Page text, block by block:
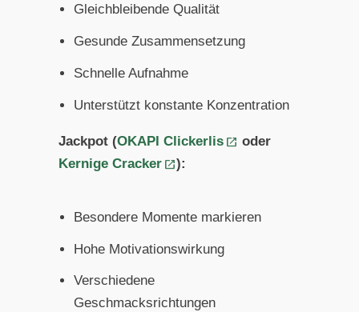
Gleichbleibende Qualität
Gesunde Zusammensetzung
Schnelle Aufnahme
Unterstützt konstante Konzentration
Jackpot (OKAPI Clickerlis
oder
Kernige Cracker
):
Besondere Momente markieren
Hohe Motivationswirkung
Verschiedene
Geschmacksrichtungen